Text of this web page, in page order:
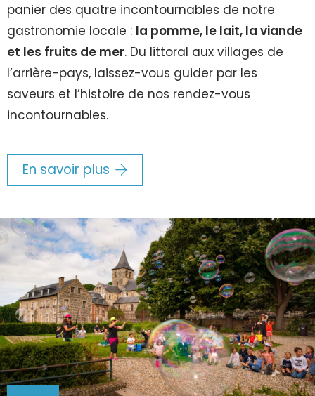
panier des quatre incontournables de notre
gastronomie locale : la pomme, le lait, la viande
et les fruits de mer. Du littoral aux villages de
l’arrière-pays, laissez-vous guider par les
saveurs et l’histoire de nos rendez-vous
incontournables.
En savoir plus